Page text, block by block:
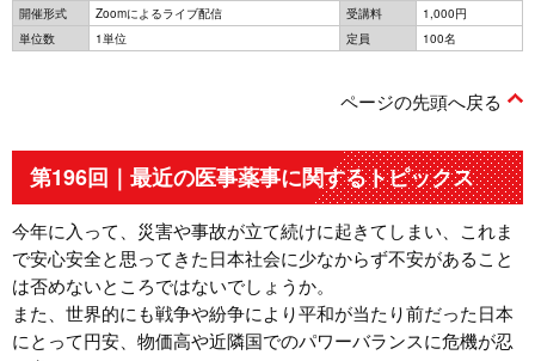
開催形式
Zoomによるライブ配信 受講料
1,000円
単位数
1単位 定員 100名
ページの先頭へ戻る
第196回｜最近の医事薬事に関するトピックス
今年に入って、災害や事故が立て続けに起きてしまい、これま
で安心安全と思ってきた日本社会に少なからず不安があること
は否めないところではないでしょうか。
また、世界的にも戦争や紛争により平和が当たり前だった日本
にとって円安、物価高や近隣国でのパワーバランスに危機が忍